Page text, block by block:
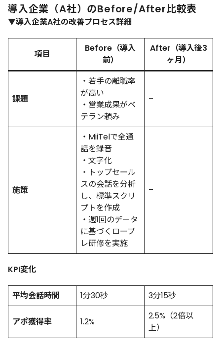
導入企業（A社）のBefore/After比較表
▼導入企業A社の改善プロセス詳細
項目
Before（導入
前）
After（導入後3
ヶ月）
課題
・若手の離職率
が高い
・営業成果がベ
テラン頼み
–
施策
・MiiTelで全通
話を録音
・文字化
・トップセール
スの会話を分析
し、標準スクリ
プトを作成
・週1回のデータ
に基づくロープ
レ研修を実施
–
KPI変化
平均会話時間 1分30秒 3分15秒
アポ獲得率 1.2%
2.5%（2倍以
上）